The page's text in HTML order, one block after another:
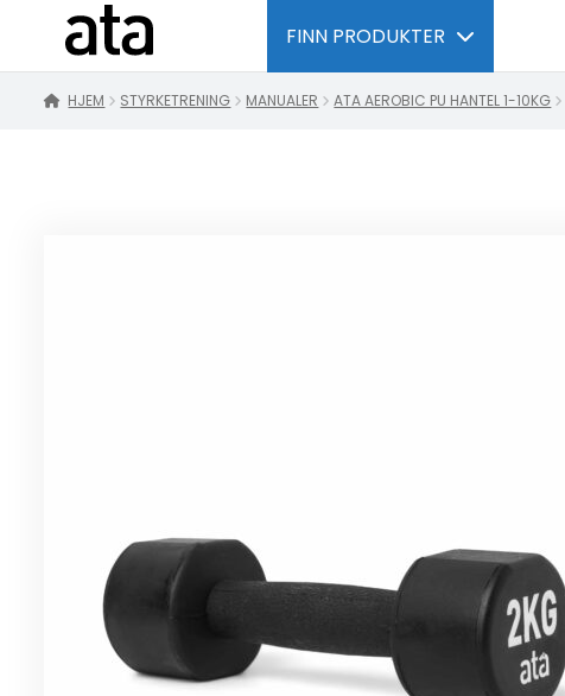
FINN PRODUKTER
HJEM STYRKETRENING MANUALER ATA AEROBIC PU HANTEL 1-10KG